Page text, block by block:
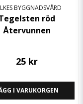
BYGGNADSVÅRD
röd
Återvunnen
25 kr
I VARUKORGEN